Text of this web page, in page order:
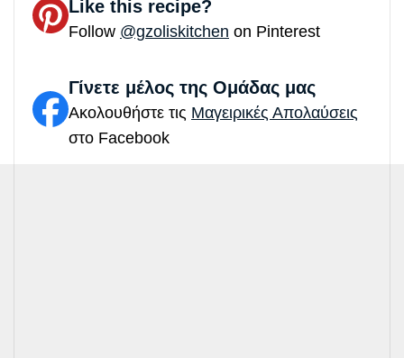
Like this recipe?
Follow @gzoliskitchen on Pinterest
Γίνετε μέλος της Ομάδας μας
Ακολουθήστε τις Μαγειρικές Απολαύσεις
στο Facebook